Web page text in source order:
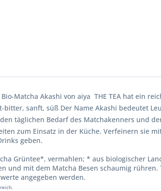
Matcha Akashi von aiya  THE TEA hat ein
sanft, süß Der Name Akashi bedeutet
täglichen Bedarf des Matchakenners und
zum Einsatz in der Küche. Verfeinern sie
geben.
Grüntee*, vermahlen; * aus biologischer
und mit dem Matcha Besen schaumig
angegeben werden.